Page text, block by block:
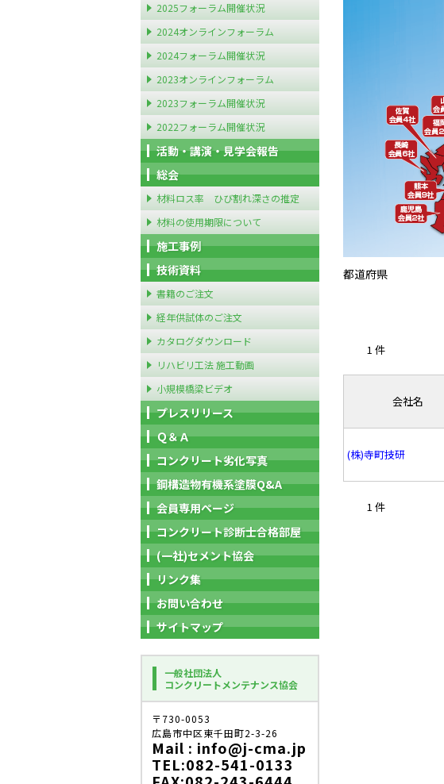
都道府県
1 件
会社名
(株)寺町技研
1 件
2025フォーラム開催状況
2024オンラインフォーラム
2024フォーラム開催状況
2023オンラインフォーラム
2023フォーラム開催状況
2022フォーラム開催状況
活動・講演・見学会報告
総会
材料ロス率 ひび割れ深さの推定
材料の使用期限について
施工事例
技術資料
書籍のご注文
経年供試体のご注文
カタログダウンロード
リハビリ工法 施工動画
小規模橋梁ビデオ
プレスリリース
Ｑ＆Ａ
コンクリート劣化写真
鋼構造物有機系塗膜Q&A
会員専用ページ
コンクリート診断士合格部屋
(一社)セメント協会
リンク集
お問い合わせ
サイトマップ
一般社団法人
コンクリートメンテナンス協会
〒730-0053
広島市中区東千田町2-3-26
Mail : info@j-cma.jp
TEL:082-541-0133